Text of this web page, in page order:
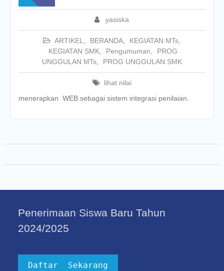
yasiska
ARTIKEL BERANDA KEGIATAN MTs
KEGIATAN SMK
Pengumuman
PROG
UNGGULAN MTs, PROG UNGGULAN SMK
lihat nilai
menerapkan WEB sebagai sistem integrasi penilaian.
Penerimaan Siswa Baru Tahun
2024/2025
Daftar Sekarang